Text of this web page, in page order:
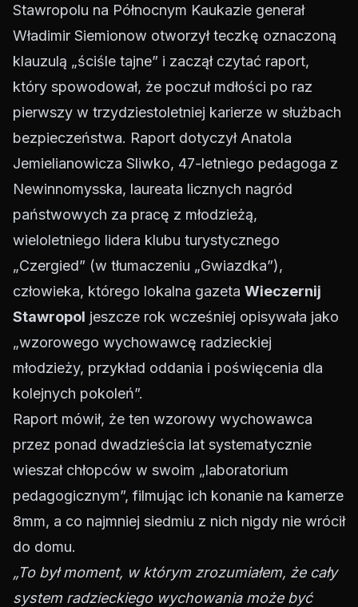
Stawropolu na Północnym Kaukazie generał
Władimir Siemionow otworzył teczkę oznaczoną
klauzulą „ściśle tajne” i zaczął czytać raport,
który spowodował, że poczuł mdłości po raz
pierwszy w trzydziestoletniej karierze w służbach
bezpieczeństwa. Raport dotyczył Anatola
Jemielianowicza Sliwko, 47-letniego pedagoga z
Newinnomysska, laureata licznych nagród
państwowych za pracę z młodzieżą,
wieloletniego lidera klubu turystycznego
„Czergied” (w tłumaczeniu „Gwiazdka”),
człowieka, którego lokalna gazeta Wieczernij
Stawropol jeszcze rok wcześniej opisywała jako
„wzorowego wychowawcę radzieckiej
młodzieży, przykład oddania i poświęcenia dla
kolejnych pokoleń”.
Raport mówił, że ten wzorowy wychowawca
przez ponad dwadzieścia lat systematycznie
wieszał chłopców w swoim „laboratorium
pedagogicznym”, filmując ich konanie na kamerze
8mm, a co najmniej siedmiu z nich nigdy nie wrócił
do domu.
„To był moment, w którym zrozumiałem, że cały
system radzieckiego wychowania może być